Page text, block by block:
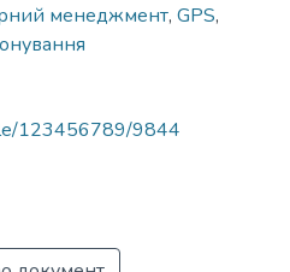
менеджмент, GPS,
123456789/9844